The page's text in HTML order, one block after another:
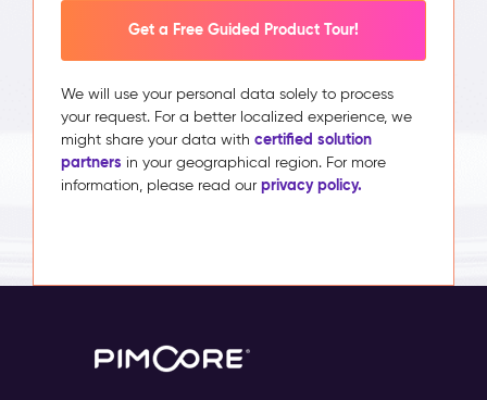
Get a Free Guided Product Tour!
We will use your personal data solely to process
your request. For a better localized experience, we
might share your data with certified solution
partners in your geographical region. For more
information, please read our privacy policy.